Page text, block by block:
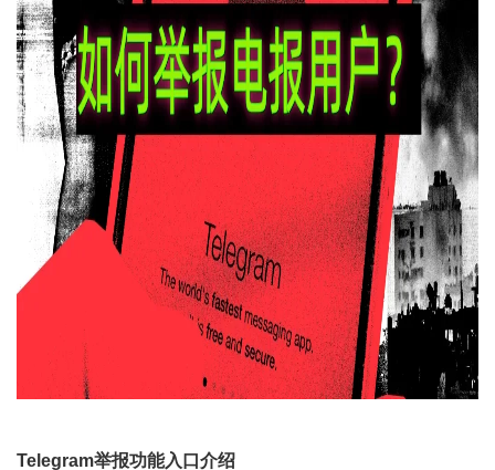
Telegram举报功能入口介绍